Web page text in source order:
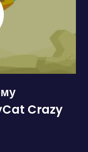
Crazy